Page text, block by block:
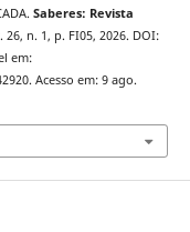
Saberes: Revista
26, n. 1, p. FI05, 2026. DOI:
em:
Acesso em: 9 ago.